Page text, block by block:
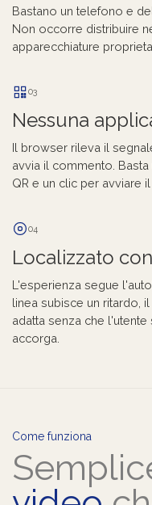
Bastano un telefono e
Non occorre distribuire
apparecchiature
03
Nessuna
Il browser rileva il
avvia il commento.
QR e un clic per avviare il
04
Localizzato
L'esperienza segue
linea subisce un ritardo,
adatta senza che l'utente
accorga.
Come funziona